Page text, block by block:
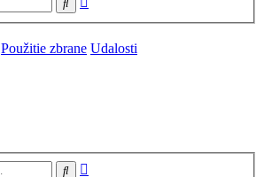
Použitie zbrane Udalosti
Hľadať